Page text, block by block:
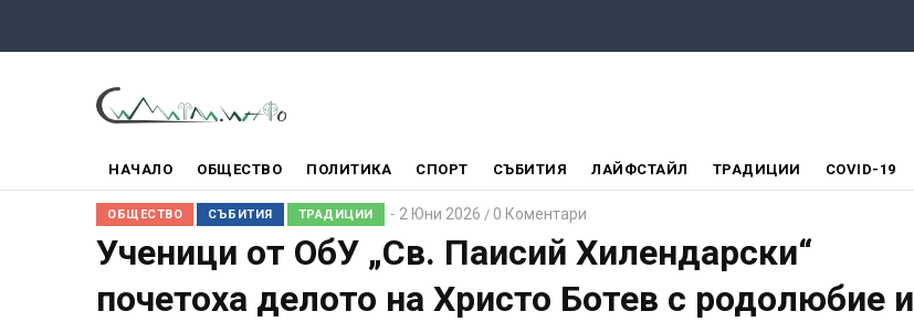
МЕНЮ
НАЧАЛО ОБЩЕСТВО ПОЛИТИКА СПОРТ СЪБИТИЯ ЛАЙФСТАЙЛ ТРАДИЦИИ COVID-19
ОБЩЕСТВО СЪБИТИЯ ТРАДИЦИИ 2 Юни 2026 / 0 Коментари
Ученици от ОбУ „Св. Паисий Хилендарски“
почетоха делото на Христо Ботев с родолюбие и